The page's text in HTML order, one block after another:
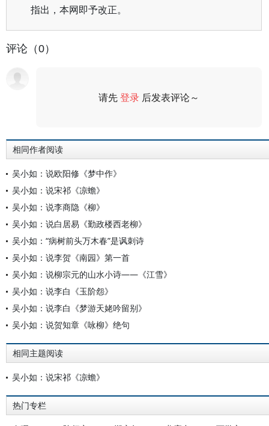
指出，本网即予改正。
评论（0）
请先登录 后发表评论～
相同作者阅读
吴小如：说欧阳修《梦中作》
吴小如：说宋祁《凉蟾》
吴小如：说李商隐《柳》
吴小如：说白居易《勤政楼西老柳》
吴小如：“病树前头万木春”是讽刺诗
吴小如：说李贺《南园》第一首
吴小如：说柳宗元的山水小诗——《江雪》
吴小如：说李白《玉阶怨》
吴小如：说李白《梦游天姥吟留别》
吴小如：说贺知章《咏柳》绝句
相同主题阅读
吴小如：说宋祁《凉蟾》
热门专栏